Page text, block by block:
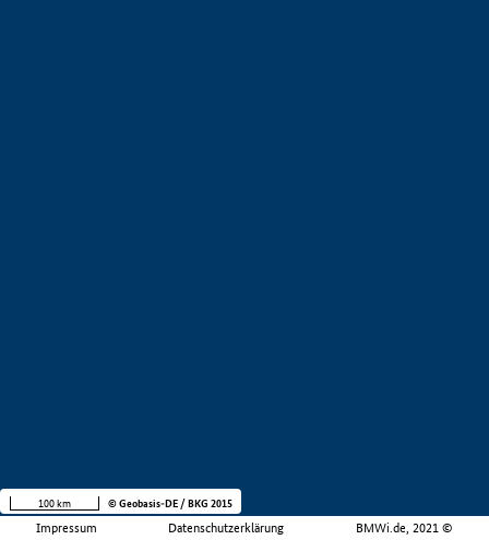
Impressum Datenschutzerklärung BMWi.de, 2021 ©
100 km © Geobasis-DE / BKG 2015